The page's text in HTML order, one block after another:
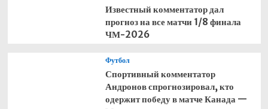
Известный комментатор дал
прогноз на все матчи 1/8 финала
ЧМ-2026
Футбол
Спортивный комментатор
Андронов спрогнозировал, кто
одержит победу в матче Канада —